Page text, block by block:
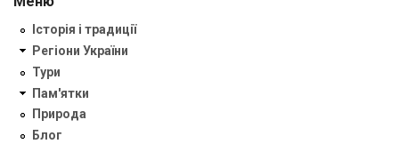
Історія і традиції
Регіони України
Тури
Пам'ятки
Природа
Блог